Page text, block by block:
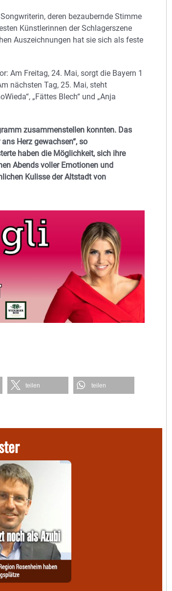
deren bezaubernde Stimme
Künstlerinnen der Schlagerszene
Auszeichnungen hat sie sich als feste
Am Freitag, 24. Mai, sorgt die Bayern 1
nächsten Tag, 25. Mai, steht
„Fättes Blech“ und „Anja
zusammenstellen konnten. Das
Herz gewachsen“, so
haben die Möglichkeit, sich ihre
Abends voller Emotionen und
Kulisse der Altstadt von
teilen teilen